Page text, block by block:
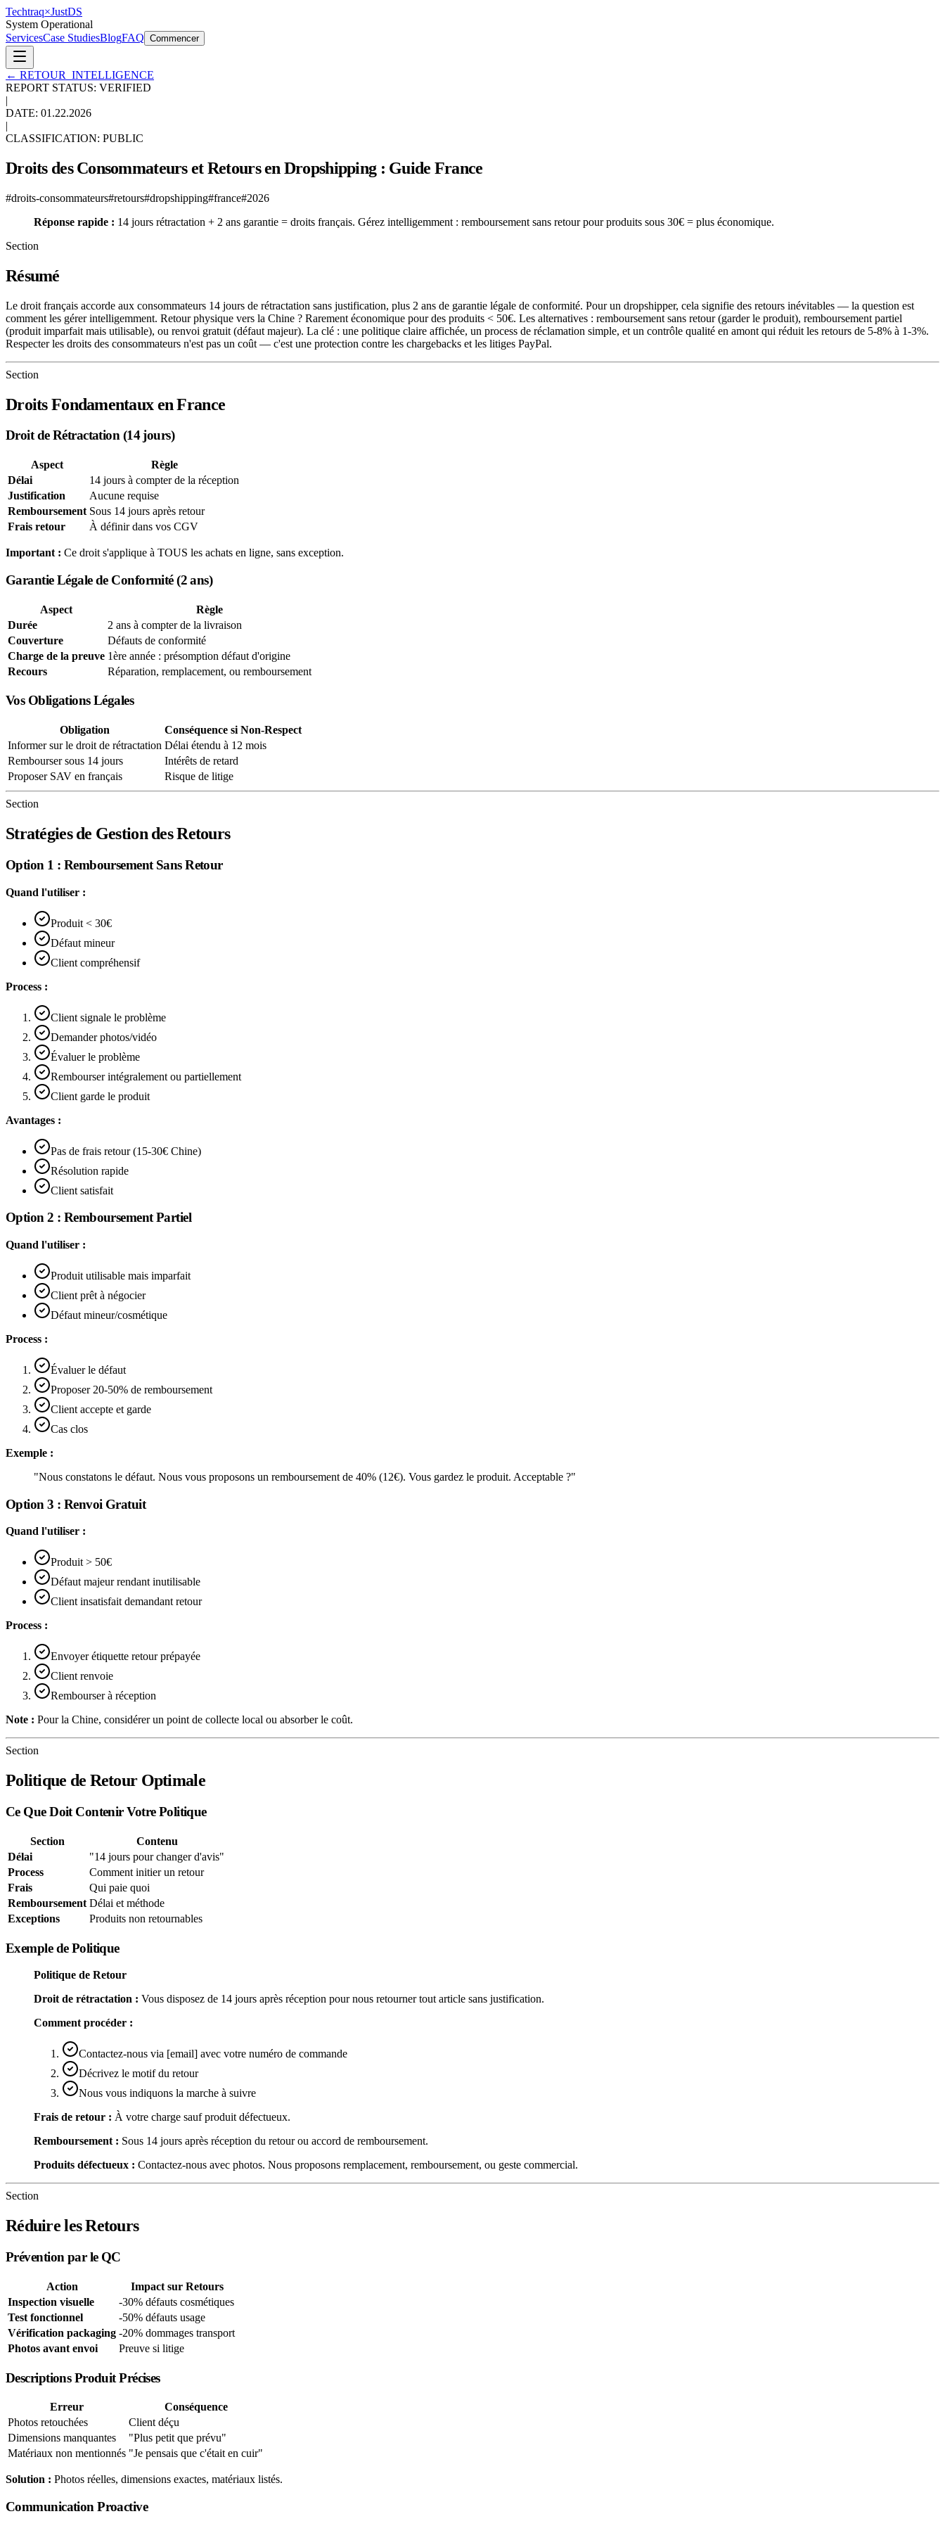
Techtraq×JustDS
System Operational
ServicesCase StudiesBlogFAQ Commencer
← RETOUR_INTELLIGENCE
REPORT STATUS: VERIFIED
|
DATE: 01.22.2026
|
CLASSIFICATION: PUBLIC
Droits des Consommateurs et Retours en Dropshipping : Guide France
#droits-consommateurs#retours#dropshipping#france#2026
Réponse rapide : 14 jours rétractation + 2 ans garantie = droits français. Gérez intelligemment : remboursement sans retour pour produits sous 30€ = plus économique.
Section
Résumé
Le droit français accorde aux consommateurs 14 jours de rétractation sans justification, plus 2 ans de garantie légale de conformité. Pour un dropshipper, cela signifie des retours inévitables — la question est
comment les gérer intelligemment. Retour physique vers la Chine ? Rarement économique pour des produits < 50€. Les alternatives : remboursement sans retour (garder le produit), remboursement partiel
(produit imparfait mais utilisable), ou renvoi gratuit (défaut majeur). La clé : une politique claire affichée, un process de réclamation simple, et un contrôle qualité en amont qui réduit les retours de 5-8% à 1-3%.
Respecter les droits des consommateurs n'est pas un coût — c'est une protection contre les chargebacks et les litiges PayPal.
Section
Droits Fondamentaux en France
Droit de Rétractation (14 jours)
Aspect
Règle
Délai
14 jours à compter de la réception
Justification
Aucune requise
Remboursement Sous 14 jours après retour
Frais retour
À définir dans vos CGV
Important : Ce droit s'applique à TOUS les achats en ligne, sans exception.
Garantie Légale de Conformité (2 ans)
Aspect
Règle
Durée
2 ans à compter de la livraison
Couverture
Défauts de conformité
Charge de la preuve 1ère année : présomption défaut d'origine
Recours
Réparation, remplacement, ou remboursement
Vos Obligations Légales
Obligation
Conséquence si Non-Respect
Informer sur le droit de rétractation Délai étendu à 12 mois
Rembourser sous 14 jours
Intérêts de retard
Proposer SAV en français
Risque de litige
Section
Stratégies de Gestion des Retours
Option 1 : Remboursement Sans Retour
Quand l'utiliser :
Produit < 30€
Défaut mineur
Client compréhensif
Process :
Client signale le problème
Demander photos/vidéo
Évaluer le problème
Rembourser intégralement ou partiellement
Client garde le produit
Avantages :
Pas de frais retour (15-30€ Chine)
Résolution rapide
Client satisfait
Option 2 : Remboursement Partiel
Quand l'utiliser :
Produit utilisable mais imparfait
Client prêt à négocier
Défaut mineur/cosmétique
Process :
Évaluer le défaut
Proposer 20-50% de remboursement
Client accepte et garde
Cas clos
Exemple :
"Nous constatons le défaut. Nous vous proposons un remboursement de 40% (12€). Vous gardez le produit. Acceptable ?"
Option 3 : Renvoi Gratuit
Quand l'utiliser :
Produit > 50€
Défaut majeur rendant inutilisable
Client insatisfait demandant retour
Process :
Envoyer étiquette retour prépayée
Client renvoie
Rembourser à réception
Note : Pour la Chine, considérer un point de collecte local ou absorber le coût.
Section
Politique de Retour Optimale
Ce Que Doit Contenir Votre Politique
Section
Contenu
Délai
"14 jours pour changer d'avis"
Process
Comment initier un retour
Frais
Qui paie quoi
Remboursement Délai et méthode
Exceptions
Produits non retournables
Exemple de Politique
Politique de Retour
Droit de rétractation : Vous disposez de 14 jours après réception pour nous retourner tout article sans justification.
Comment procéder :
Contactez-nous via [email] avec votre numéro de commande
Décrivez le motif du retour
Nous vous indiquons la marche à suivre
Frais de retour : À votre charge sauf produit défectueux.
Remboursement : Sous 14 jours après réception du retour ou accord de remboursement.
Produits défectueux : Contactez-nous avec photos. Nous proposons remplacement, remboursement, ou geste commercial.
Section
Réduire les Retours
Prévention par le QC
Action
Impact sur Retours
Inspection visuelle
-30% défauts cosmétiques
Test fonctionnel
-50% défauts usage
Vérification packaging -20% dommages transport
Photos avant envoi
Preuve si litige
Descriptions Produit Précises
Erreur
Conséquence
Photos retouchées
Client déçu
Dimensions manquantes
"Plus petit que prévu"
Matériaux non mentionnés "Je pensais que c'était en cuir"
Solution : Photos réelles, dimensions exactes, matériaux listés.
Communication Proactive